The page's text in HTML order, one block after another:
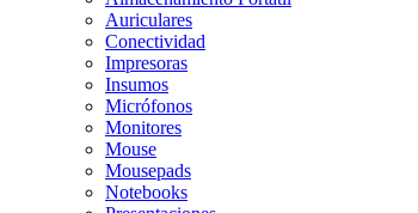
Auriculares
Conectividad
Impresoras
Insumos
Micrófonos
Monitores
Mouse
Mousepads
Notebooks